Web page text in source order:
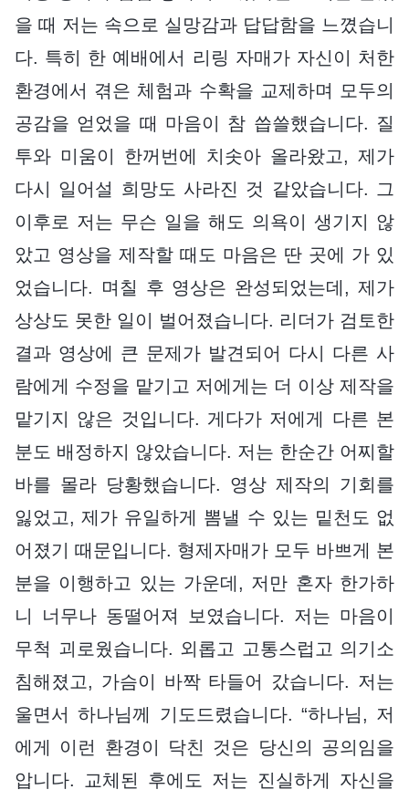
을 때 저는 속으로 실망감과 답답함을 느꼈습니
다. 특히 한 예배에서 리링 자매가 자신이 처한
환경에서 겪은 체험과 수확을 교제하며 모두의
공감을 얻었을 때 마음이 참 씁쓸했습니다. 질
투와 미움이 한꺼번에 치솟아 올라왔고, 제가
다시 일어설 희망도 사라진 것 같았습니다. 그
이후로 저는 무슨 일을 해도 의욕이 생기지 않
았고 영상을 제작할 때도 마음은 딴 곳에 가 있
었습니다. 며칠 후 영상은 완성되었는데, 제가
상상도 못한 일이 벌어졌습니다. 리더가 검토한
결과 영상에 큰 문제가 발견되어 다시 다른 사
람에게 수정을 맡기고 저에게는 더 이상 제작을
맡기지 않은 것입니다. 게다가 저에게 다른 본
분도 배정하지 않았습니다. 저는 한순간 어찌할
바를 몰라 당황했습니다. 영상 제작의 기회를
잃었고, 제가 유일하게 뽐낼 수 있는 밑천도 없
어졌기 때문입니다. 형제자매가 모두 바쁘게 본
분을 이행하고 있는 가운데, 저만 혼자 한가하
니 너무나 동떨어져 보였습니다. 저는 마음이
무척 괴로웠습니다. 외롭고 고통스럽고 의기소
침해졌고, 가슴이 바짝 타들어 갔습니다. 저는
울면서 하나님께 기도드렸습니다. “하나님, 저
에게 이런 환경이 닥친 것은 당신의 공의임을
압니다. 교체된 후에도 저는 진실하게 자신을